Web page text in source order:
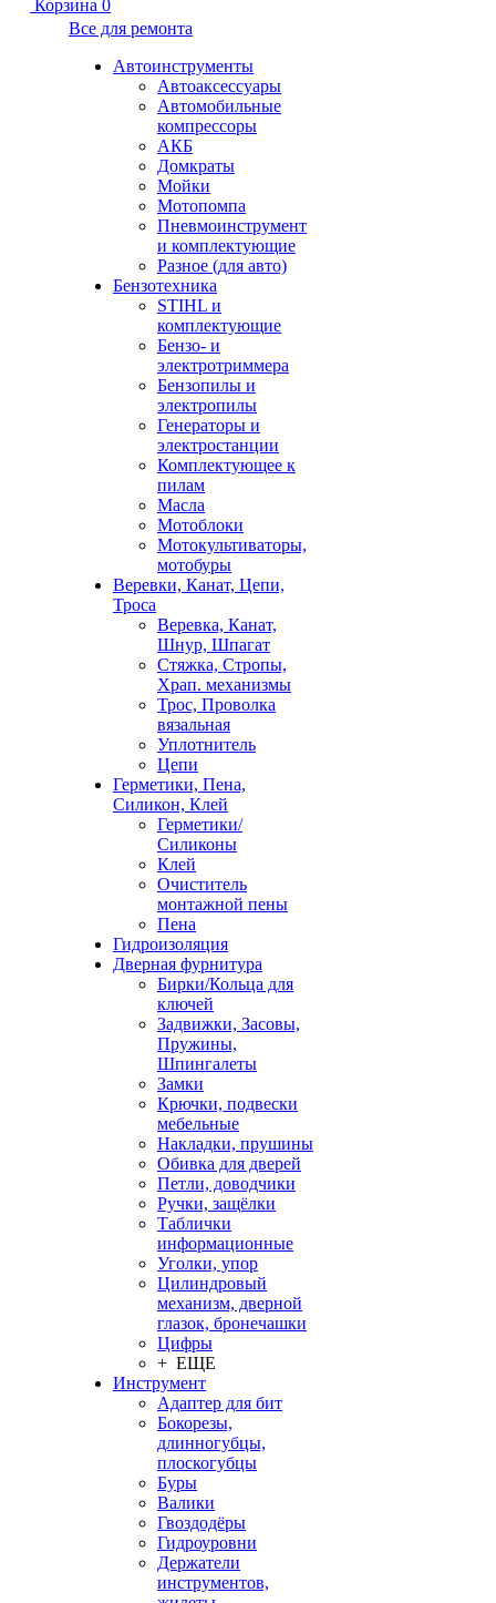
Корзина 0
Все для ремонта
Автоинструменты
Автоаксессуары
Автомобильные
компрессоры
АКБ
Домкраты
Мойки
Мотопомпа
Пневмоинструмент
и комплектующие
Разное (для авто)
Бензотехника
STIHL и
комплектующие
Бензо- и
электротриммера
Бензопилы и
электропилы
Генераторы и
электростанции
Комплектующее к
пилам
Масла
Мотоблоки
Мотокультиваторы,
мотобуры
Веревки, Канат, Цепи,
Троса
Веревка, Канат,
Шнур, Шпагат
Стяжка, Стропы,
Храп. механизмы
Трос, Проволка
вязальная
Уплотнитель
Цепи
Герметики, Пена,
Силикон, Клей
Герметики/
Силиконы
Клей
Очиститель
монтажной пены
Пена
Гидроизоляция
Дверная фурнитура
Бирки/Кольца для
ключей
Задвижки, Засовы,
Пружины,
Шпингалеты
Замки
Крючки, подвески
мебельные
Накладки, прушины
Обивка для дверей
Петли, доводчики
Ручки, защёлки
Таблички
информационные
Уголки, упор
Цилиндровый
механизм, дверной
глазок, бронечашки
Цифры
+ ЕЩЕ
Инструмент
Адаптер для бит
Бокорезы,
длинногубцы,
плоскогубцы
Буры
Валики
Гвоздодёры
Гидроуровни
Держатели
инструментов,